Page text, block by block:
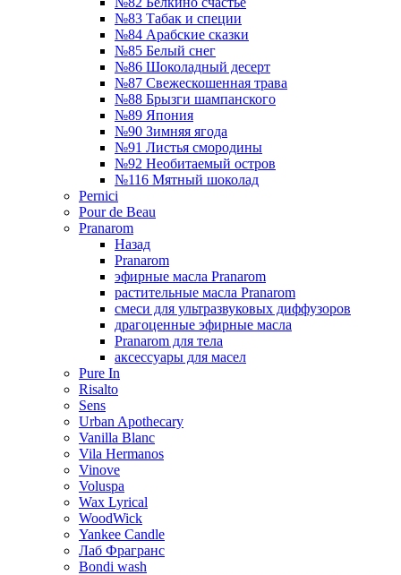
№83 Табак и специи
№84 Арабские сказки
№85 Белый снег
№86 Шоколадный десерт
№87 Свежескошенная трава
№88 Брызги шампанского
№89 Япония
№90 Зимняя ягода
№91 Листья смородины
№92 Необитаемый остров
№116 Мятный шоколад
Pernici
Pour de Beau
Pranarom
Назад
Pranarom
эфирные масла Pranarom
растительные масла Pranarom
смеси для ультразвуковых диффузоров
драгоценные эфирные масла
Pranarom для тела
аксессуары для масел
Pure In
Risalto
Sens
Urban Apothecary
Vanilla Blanc
Vila Hermanos
Vinove
Voluspa
Wax Lyrical
WoodWick
Yankee Candle
Лаб Фрагранс
Bondi wash